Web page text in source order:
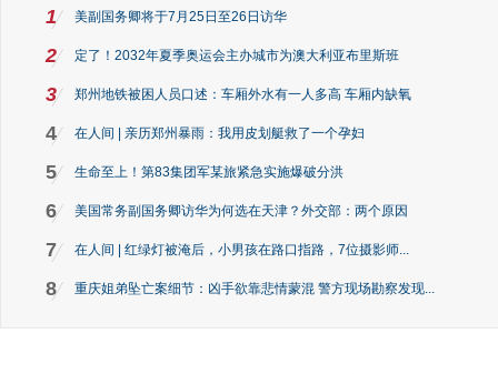
1 美副国务卿将于7月25日至26日访华
2 定了！2032年夏季奥运会主办城市为澳大利亚布里斯班
3 郑州地铁被困人员口述：车厢外水有一人多高 车厢内缺氧
4 在人间 | 亲历郑州暴雨：我用皮划艇救了一个孕妇
5 生命至上！第83集团军某旅紧急实施爆破分洪
6 美国常务副国务卿访华为何选在天津？外交部：两个原因
7 在人间 | 红绿灯被淹后，小男孩在路口指路，7位摄影师...
8 重庆姐弟坠亡案细节：凶手欲靠悲情蒙混 警方现场勘察发现...